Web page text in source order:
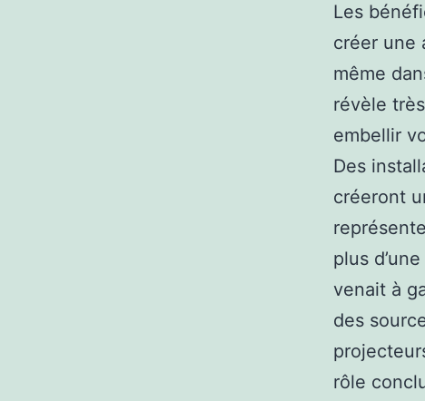
Les
créer une
même
révèle
embellir
Des
créeront
plus
venait à
des
rôle